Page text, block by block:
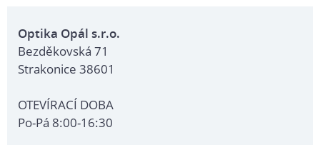
Optika Opál s.r.o.
Bezděkovská 71
Strakonice 38601
OTEVÍRACÍ DOBA
Po-Pá 8:00-16:30